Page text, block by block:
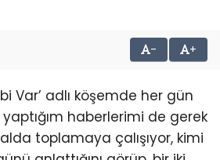
- +
Var’ adlı köşemde her gün
yaptığım haberlerimi de gerek
toplamaya çalışıyor, kimi